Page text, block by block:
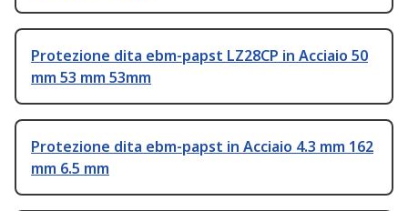
Protezione dita ebm-papst LZ28CP in Acciaio 50
mm 53 mm 53mm
Protezione dita ebm-papst in Acciaio 4.3 mm 162
mm 6.5 mm